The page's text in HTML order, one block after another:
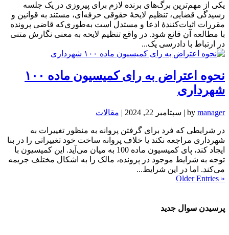
یکی از مهم‌ترین برگ‌های برنده لازم برای پیروزی در یک جلسه
رسیدگی قضایی، تنظیم لایحهٔ حقوقی حرفه‌ای، مستند به قوانین و
مقررات اثبات‌کنندهٔ ادعا و مستدل است به‌طوری‌که قاضی پرونده
با مطالعه آن قانع شود. در واقع تنظیم لایحه به معنی نگارش متنی
در ارتباط با دادرسی یک...
نحوه اعتراض به رای کمیسیون ماده ۱۰۰
شهرداری
by manager
| سپتامبر 22, 2024 | مقالات
در شرایطی که فرد برای گرفتن پروانه به منظور تغییرات به
شهرداری مراجعه نکند یا خلاف پروانه ساخت خود تغییراتی را در بنا
ایجاد کند، پای کمیسیون ماده 100 به میان می‌آید. این کمیسیون با
توجه به شرایط موجود در پرونده، مالک را به اشکال مختلف جریمه
می‌کند. اما در این شرایط...
« Older Entries
پرسیدن سوال جدید